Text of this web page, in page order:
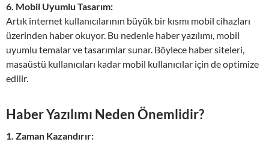
6. Mobil Uyumlu Tasarım:
Artık internet kullanıcılarının büyük bir kısmı mobil cihazları
üzerinden haber okuyor. Bu nedenle haber yazılımı, mobil
uyumlu temalar ve tasarımlar sunar. Böylece haber siteleri,
masaüstü kullanıcıları kadar mobil kullanıcılar için de optimize
edilir.
Haber Yazılımı Neden Önemlidir?
1. Zaman Kazandırır: